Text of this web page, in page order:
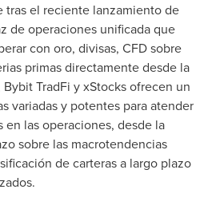
tras el reciente lanzamiento de
de operaciones unificada que
con oro, divisas, CFD sobre
primas directamente desde la
TradFi y xStocks ofrecen un
variadas y potentes para atender
en las operaciones, desde la
sobre las macrotendencias
de carteras a largo plazo